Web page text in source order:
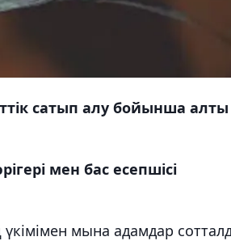
сатып алу бойынша алты
мен бас есепшісі
мына адамдар